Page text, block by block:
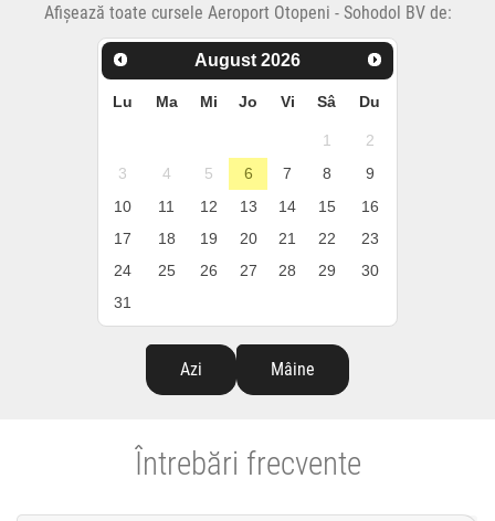
Afișează toate cursele Aeroport Otopeni - Sohodol BV de:
August 2026
Lu Ma Mi Jo Vi Sâ Du
1
2
3
4 5 6 7 8
9
10
11 12 13 14 15
16
17
18 19 20 21 22
23
24
25 26 27 28 29
30
31
Azi Mâine
Întrebări frecvente